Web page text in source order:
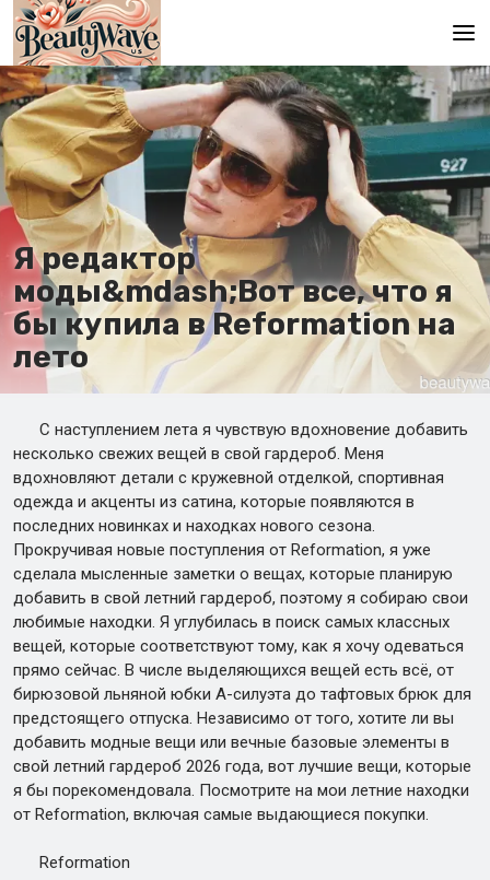
Главная
En
Es
Ru
It
De
Я редактор
моды&mdash;Вот все, что я
бы купила в Reformation на
лето
С наступлением лета я чувствую вдохновение добавить
несколько свежих вещей в свой гардероб. Меня
вдохновляют детали с кружевной отделкой, спортивная
одежда и акценты из сатина, которые появляются в
последних новинках и находках нового сезона.
Прокручивая новые поступления от Reformation, я уже
сделала мысленные заметки о вещах, которые планирую
добавить в свой летний гардероб, поэтому я собираю свои
любимые находки. Я углубилась в поиск самых классных
вещей, которые соответствуют тому, как я хочу одеваться
прямо сейчас. В числе выделяющихся вещей есть всё, от
бирюзовой льняной юбки А-силуэта до тафтовых брюк для
предстоящего отпуска. Независимо от того, хотите ли вы
добавить модные вещи или вечные базовые элементы в
свой летний гардероб 2026 года, вот лучшие вещи, которые
я бы порекомендовала. Посмотрите на мои летние находки
от Reformation, включая самые выдающиеся покупки.
Reformation